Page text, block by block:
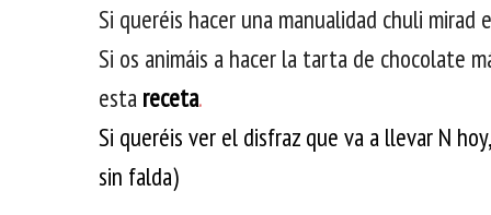
Si queréis hacer una manualidad chuli mirad
Si os animáis a hacer la tarta de chocolate
esta receta.
Si queréis ver el disfraz que va a llevar N
sin falda)